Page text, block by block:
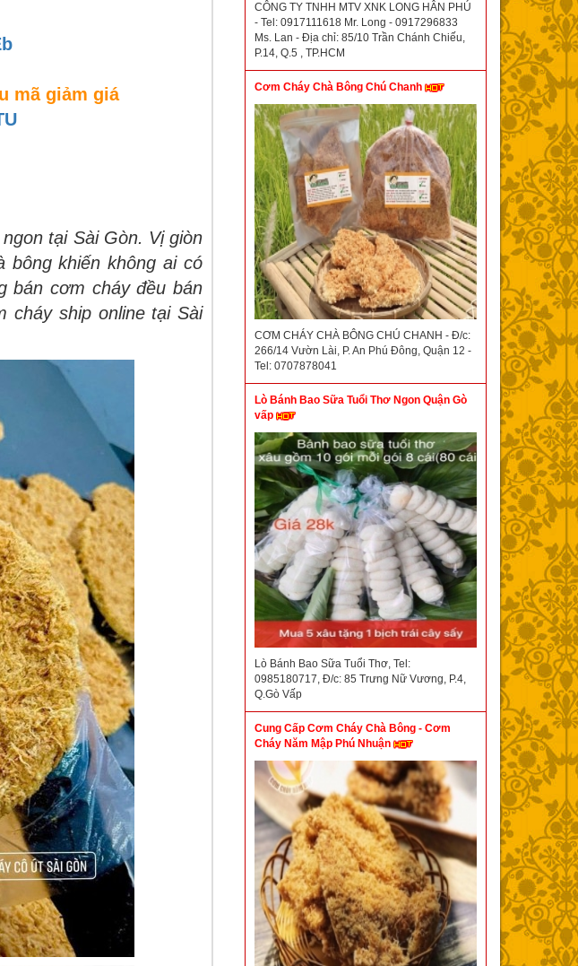
mã giảm giá
tại Sài Gòn. Vị giòn
bông khiến không ai có
bán cơm cháy đều bán
cháy ship online tại Sài
CÔNG TY TNHH MTV XNK LONG HÂN PHÚ
- Tel: 0917111618 Mr. Long - 0917296833
Ms. Lan - Địa chỉ: 85/10 Trần Chánh Chiếu,
P.14, Q.5 , TP.HCM
Cơm Cháy Chà Bông Chú Chanh
CƠM CHÁY CHÀ BÔNG CHÚ CHANH - Đ/c:
266/14 Vườn Lài, P. An Phú Đông, Quận 12 -
Tel: 0707878041
Lò Bánh Bao Sữa Tuổi Thơ Ngon Quận Gò
vấp
Lò Bánh Bao Sữa Tuổi Thơ, Tel:
0985180717, Đ/c: 85 Trưng Nữ Vương, P.4,
Q.Gò Vấp
Cung Cấp Cơm Cháy Chà Bông - Cơm
Cháy Năm Mập Phú Nhuận